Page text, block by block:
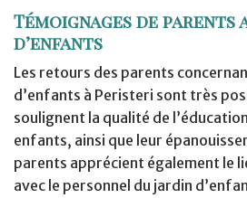
Témoignages de parents
d’enfants
Les retours des parents
d’enfants à Peristeri sont très
soulignent la qualité de
enfants, ainsi que leur
parents apprécient également le
avec le personnel du jardin